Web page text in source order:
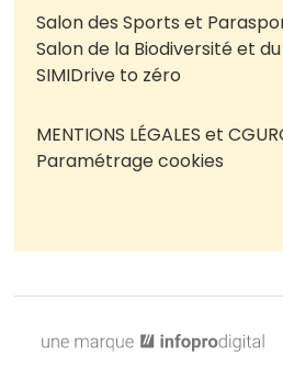
Salon des Sports et
Salon de la Biodiversité et
SIMIDrive to zéro
MENTIONS LÉGALES et CGU
Paramétrage cookies